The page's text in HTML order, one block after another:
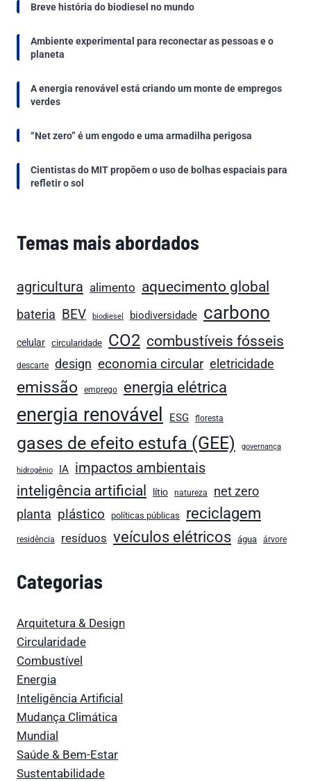
Breve história do biodiesel no mundo
Ambiente experimental para reconectar as pessoas e o
planeta
A energia renovável está criando um monte de empregos
verdes
“Net zero” é um engodo e uma armadilha perigosa
Cientistas do MIT propõem o uso de bolhas espaciais para
refletir o sol
Temas mais abordados
agricultura alimento aquecimento global
bateria BEV biodiesel biodiversidade carbono
celular circularidade CO2 combustíveis fósseis
descarte design economia circular eletricidade
emissão emprego energia elétrica
energia renovável ESG floresta
gases de efeito estufa (GEE) governança
hidrogênio IA impactos ambientais
inteligência artificial lítio natureza net zero
planta plástico políticas públicas reciclagem
residência resíduos veículos elétricos água árvore
Categorias
Arquitetura & Design
Circularidade
Combustível
Energia
Inteligência Artificial
Mudança Climática
Mundial
Saúde & Bem-Estar
Sustentabilidade